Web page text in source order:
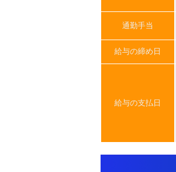
通勤手当
給与の締め日
給与の支払日